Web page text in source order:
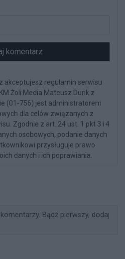
komentarz
akceptujesz regulamin serwisu
Żoli Media Mateusz Durik z
(01-756) jest administratorem
dla celów związanych z
Zgodnie z art. 24 ust. 1 pkt 3 i 4
osobowych, podanie danych
przysługuje prawo
danych i ich poprawiania.
Bądź pierwszy, dodaj